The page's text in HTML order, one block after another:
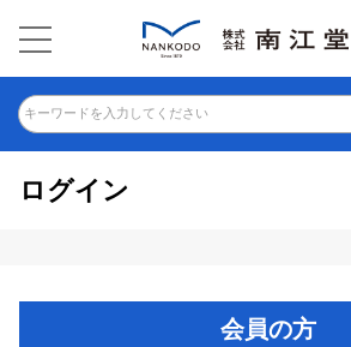
キーワードを入力してください
ログイン
会員の方